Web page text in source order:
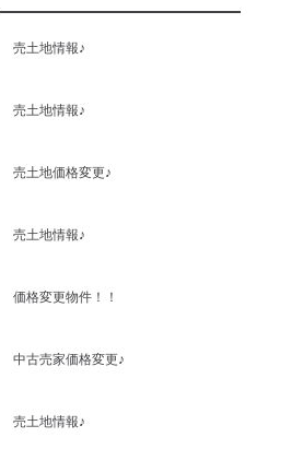
売土地情報♪
売土地情報♪
売土地価格変更♪
売土地情報♪
価格変更物件！！
中古売家価格変更♪
売土地情報♪